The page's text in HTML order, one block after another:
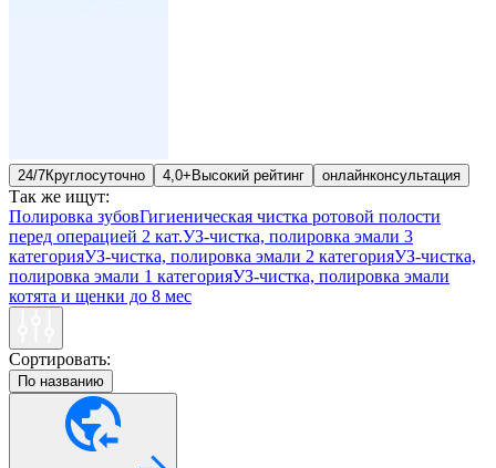
24/7Круглосуточно 4,0+ Высокий рейтинг онлайнконсультация
Так же ищут:
Полировка зубовГигиеническая чистка ротовой полости
перед операцией 2 кат.УЗ-чистка, полировка эмали 3
категорияУЗ-чистка, полировка эмали 2 категорияУЗ-чистка,
полировка эмали 1 категорияУЗ-чистка, полировка эмали
котята и щенки до 8 мес
Сортировать:
По названию